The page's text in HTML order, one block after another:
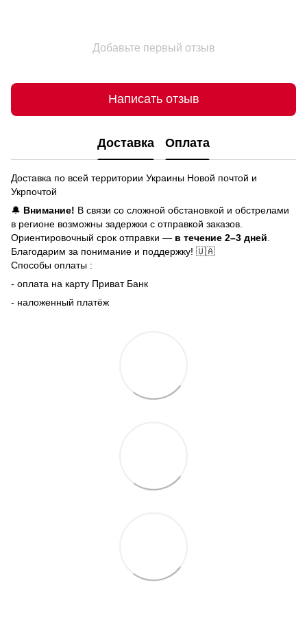
Добавьте первый отзыв
Написать отзыв
Доставка Оплата
Доставка по всей территории Украины Новой почтой и
Укрпочтой
🔔 Внимание! В связи со сложной обстановкой и обстрелами
в регионе возможны задержки с отправкой заказов.
Ориентировочный срок отправки — в течение 2–3 дней
Благодарим за понимание и поддержку! 🇺🇦
Способы оплаты :
- оплата на карту Приват Банк
- наложенный платёж